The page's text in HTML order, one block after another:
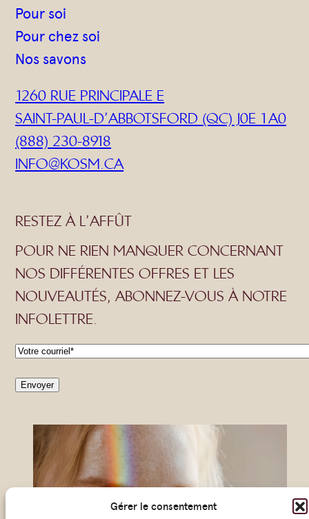
Gérer le consentement
Pour soi
Pour chez soi
Nos savons
1260 RUE PRINCIPALE E
SAINT-PAUL-D’ABBOTSFORD (QC) J0E 1A0
(888) 230-8918
INFO@KOSM.CA
RESTEZ À L’AFFÛT
POUR NE RIEN MANQUER CONCERNANT
NOS DIFFÉRENTES OFFRES ET LES
NOUVEAUTÉS, ABONNEZ-VOUS À NOTRE
INFOLETTRE.
C
u
e
Envoyer